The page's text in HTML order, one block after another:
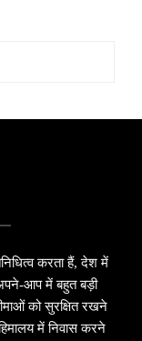
करता हैं, देश में
आप में बहुत बड़ी
को सुरक्षित रखने
में निवास करने